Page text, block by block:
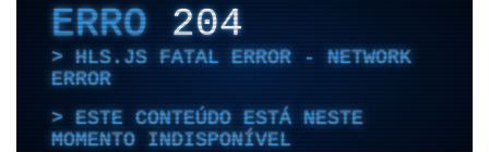
ERRO204
HLS.JS FATAL ERROR - NETWORK
ERROR
ESTE CONTEÚDO ESTÁ NESTE
MOMENTO INDISPONÍVEL